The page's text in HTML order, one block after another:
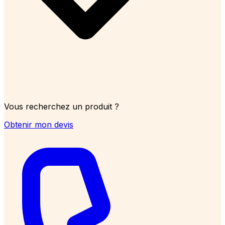
Vous recherchez un produit ?
Obtenir mon devis